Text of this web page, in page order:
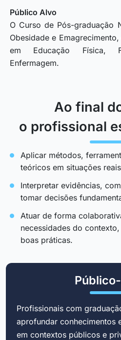
Público Alvo
O Curso de Pós-graduação
Obesidade e
em Educação Física,
Enfermagem.
Ao final
o profissional
Aplicar métodos,
teóricos em situações
Interpretar evidências,
tomar decisões
Atuar de forma
necessidades do
boas práticas.
Profissionais com
aprofundar conhecimentos
em contextos públicos e